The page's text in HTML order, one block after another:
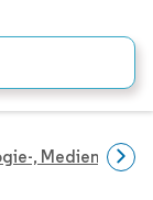
, Medien- Und